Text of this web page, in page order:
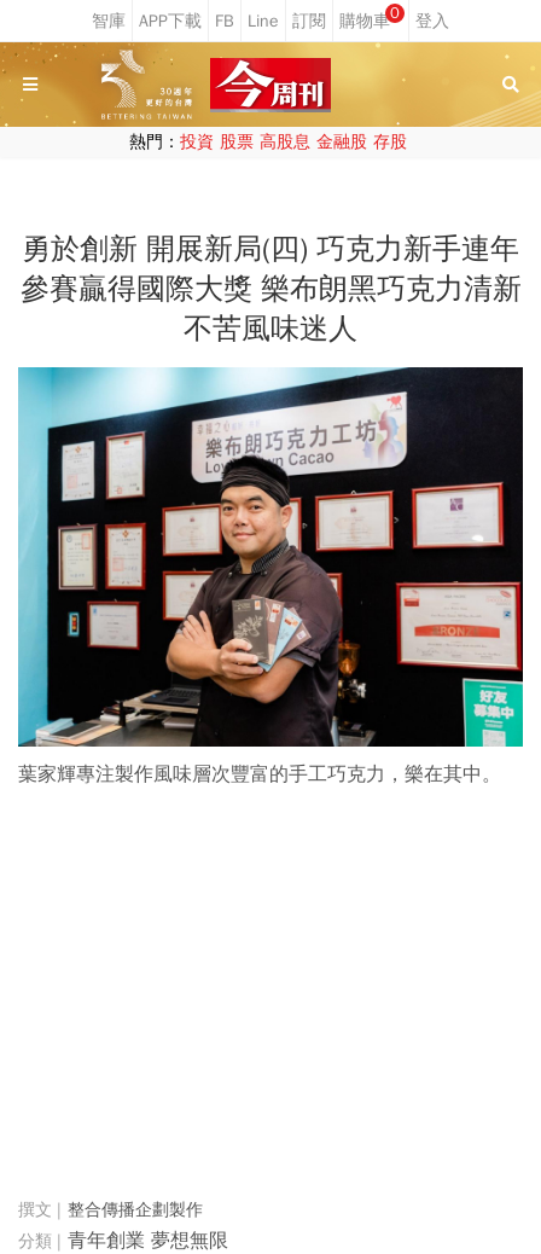
0
熱門： 投資 股票 高股息 金融股 存股
勇於創新 開展新局(四) 巧克力新手連年
參賽贏得國際大獎 樂布朗黑巧克力清新
不苦風味迷人
葉家輝專注製作風味層次豐富的手工巧克力，樂在其中。
整合傳播企劃製作
青年創業 夢想無限